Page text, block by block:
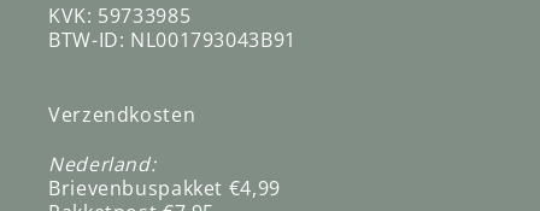
KVK: 59733985
BTW-ID: NL001793043B91
Verzendkosten
Nederland:
Brievenbuspakket €4,99